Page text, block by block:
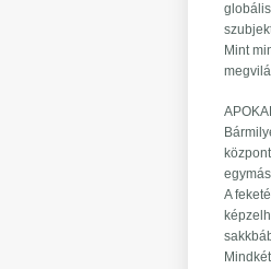
Mint
A